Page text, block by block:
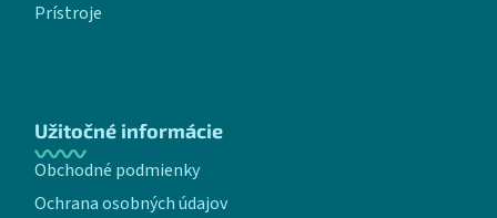
Prístroje
Užitočné informácie
Obchodné podmienky
Ochrana osobných údajov